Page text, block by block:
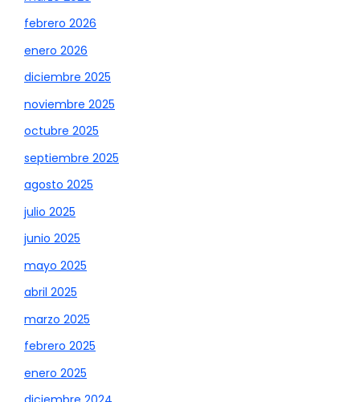
febrero 2026
enero 2026
diciembre 2025
noviembre 2025
octubre 2025
septiembre 2025
agosto 2025
julio 2025
junio 2025
mayo 2025
abril 2025
marzo 2025
febrero 2025
enero 2025